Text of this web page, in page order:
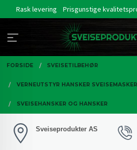
Rask levering Prisgunstige
FORSIDE SVEISETILBEHØR
VERNEUTSTYR HANSKER SVEISEMASKER
SVEISEHANSKER OG HANSKER
Sveiseprodukter AS